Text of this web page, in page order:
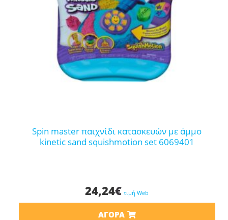
spin master παιχνίδι κατασκευών με άμμο
kinetic sand squishmotion set 6069401
24,24€ τιμή Web
ΑΓΟΡΆ